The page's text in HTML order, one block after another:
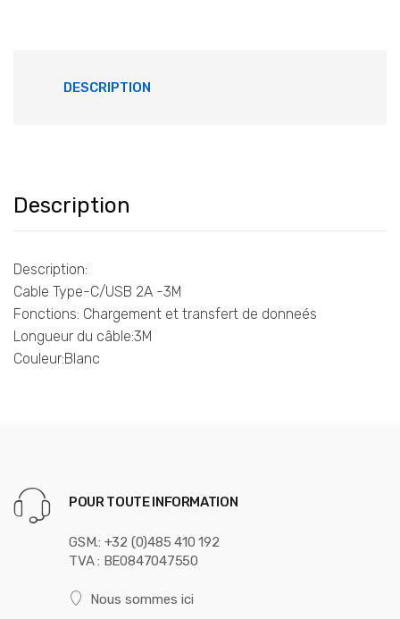
DESCRIPTION
Description
Description:
Cable Type-C/USB 2A -3M
Fonctions: Chargement et transfert de donneés
Longueur du câble:3M
Couleur:Blanc
POUR TOUTE INFORMATION
GSM.: +32 (0)485 410 192
TVA : BE0847047550
Nous sommes ici